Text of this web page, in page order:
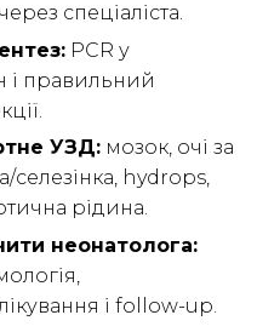
спеціаліста.
PCR у
і правильний
УЗД: мозок, очі за
селезінка, hydrops,
рідина.
неонатолога:
і follow-up.